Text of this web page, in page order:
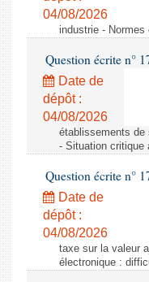
Questions écrites et
Comptes rendus des
04/08/2026
industrie -
Question écrite n°
Date de
dépôt :
04/08/2026
établissements de
- Situation critique
Question écrite n°
Date de
dépôt :
04/08/2026
taxe sur la valeur
électronique :